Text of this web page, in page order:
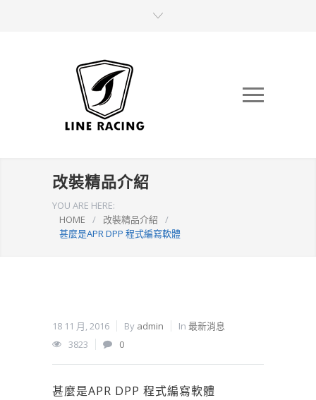
改裝精品介紹
YOU ARE HERE:
HOME
/ 改裝精品介紹
/
甚麼是APR DPP 程式編寫軟體
18 11 月, 2016 By admin In 最新消息
3823
0
甚麼是APR DPP 程式編寫軟體